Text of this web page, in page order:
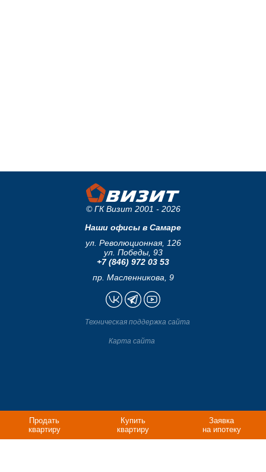
Продать
квартиру
Купить
квартиру
Заявка
на ипотеку
© ГК Визит 2001 - 2026
Наши офисы в Самаре
ул. Революционная, 126
ул. Победы, 93
+7 (846) 972 03 53
пр. Масленникова, 9
Техническая поддержка сайта
Карта сайта